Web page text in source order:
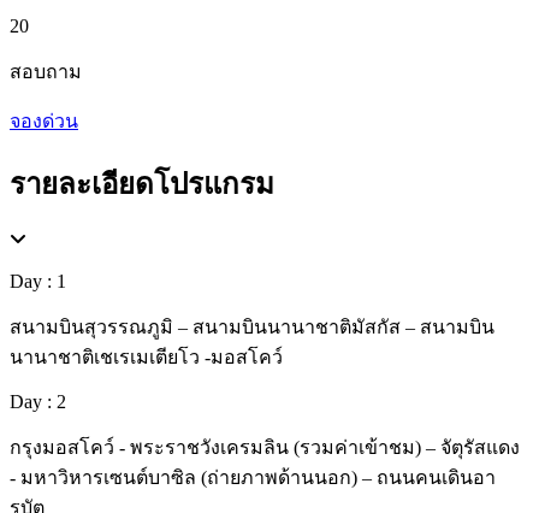
20
สอบถาม
จองด่วน
รายละเอียดโปรแกรม
Day : 1
สนามบินสุวรรณภูมิ – สนามบินนานาชาติมัสกัส – สนามบิน
นานาชาติเชเรเมเตียโว -มอสโคว์
Day : 2
กรุงมอสโคว์ - พระราชวังเครมลิน (รวมค่าเข้าชม) – จัตุรัสแดง
- มหาวิหารเซนต์บาซิล (ถ่ายภาพด้านนอก) – ถนนคนเดินอา
รบัต